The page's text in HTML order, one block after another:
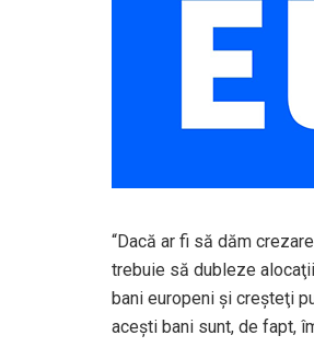
“Dacă ar fi să dăm
trebuie să dubleze
bani europeni şi creşteţi
aceşti bani sunt, de fapt,